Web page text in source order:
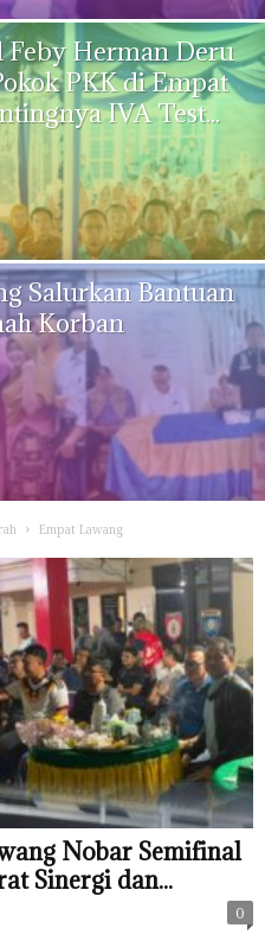
Feby Herman Deru
PKK di Empat
IVA Test...
Salurkan Bantuan
Korban
Empat Lawang
Nobar Semifinal
Sinergi dan...
0